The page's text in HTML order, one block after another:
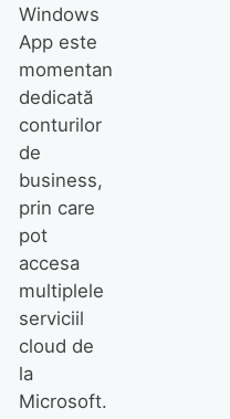
Windows
App este
momentan
dedicată
conturilor
de
business,
prin care
pot
accesa
multiplele
serviciil
cloud de
la
Microsoft.